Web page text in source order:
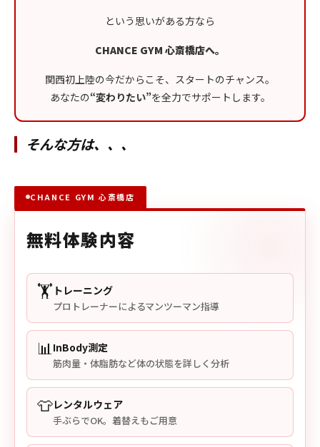
という思いがある方なら
CHANCE GYM 心斎橋店へ。
関西初上陸の今だからこそ、スタートのチャンス。
あなたの“変わりたい”を全力でサポートします。
そんな方は、、、
CHANCE GYM 心斎橋店
無料体験内容
🏋️ トレーニング
プロトレーナーによるマンツーマン指導
📊 InBody測定
筋肉量・体脂肪など体の状態を詳しく分析
👕レンタルウェア
手ぶらでOK。着替えもご用意